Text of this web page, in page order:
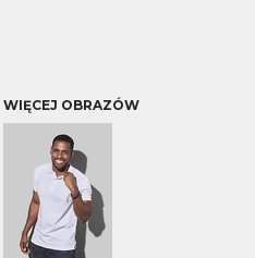
WIĘCEJ OBRAZÓW